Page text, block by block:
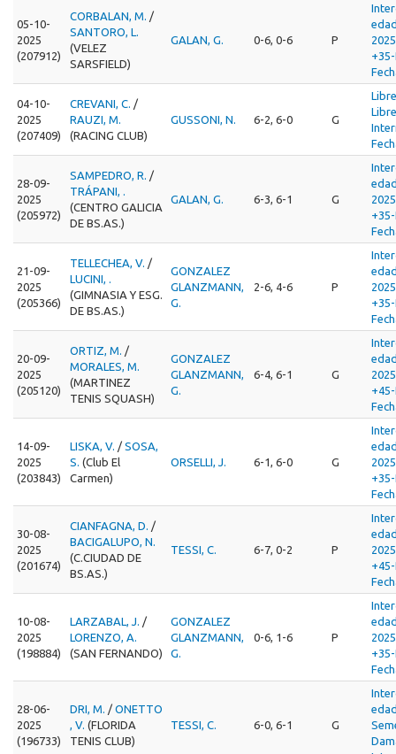
05-10-
2025
(207912)
CORBALAN, M. /
SANTORO, L.
(VELEZ
SARSFIELD)
GALAN, G. 0-6, 0-6 P
04-10-
2025
(207409)
CREVANI, C. /
RAUZI, M.
(RACING CLUB)
GUSSONI, N. 6-2, 6-0 G
28-09-
2025
(205972)
SAMPEDRO, R. /
TRÁPANI, .
(CENTRO GALICIA
DE BS.AS.)
GALAN, G. 6-3, 6-1 G
21-09-
2025
(205366)
TELLECHEA, V. /
LUCINI, .
(GIMNASIA Y ESG.
DE BS.AS.)
GONZALEZ
GLANZMANN,
G.
2-6, 4-6 P
20-09-
2025
(205120)
ORTIZ, M. /
MORALES, M.
(MARTINEZ
TENIS SQUASH)
GONZALEZ
GLANZMANN,
G.
6-4, 6-1 G
14-09-
2025
(203843)
LISKA, V. / SOSA,
S. (Club El
Carmen)
ORSELLI, J. 6-1, 6-0 G
30-08-
2025
(201674)
CIANFAGNA, D. /
BACIGALUPO, N.
(C.CIUDAD DE
BS.AS.)
TESSI, C. 6-7, 0-2 P
10-08-
2025
(198884)
LARZABAL, J. /
LORENZO, A.
(SAN FERNANDO)
GONZALEZ
GLANZMANN,
G.
0-6, 1-6 P
28-06-
2025
(196733)
DRI, M. / ONETTO
, V. (FLORIDA
TENIS CLUB)
TESSI, C. 6-0, 6-1 G